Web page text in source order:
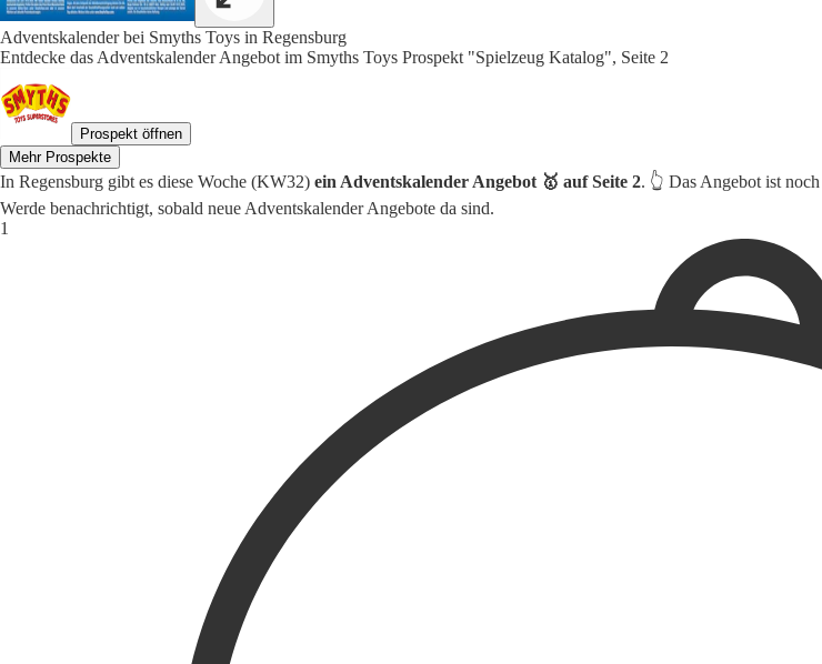
Adventskalender bei Smyths Toys in Regensburg
Entdecke das Adventskalender Angebot im Smyths Toys Prospekt "Spielzeug Katalog", Seite 2
Prospekt öffnen
Mehr Prospekte
In Regensburg gibt es diese Woche (KW32) ein Adventskalender Angebot 🥇 auf Seite 2. 👆 Das Angebot ist
Werde benachrichtigt, sobald neue Adventskalender Angebote da sind.